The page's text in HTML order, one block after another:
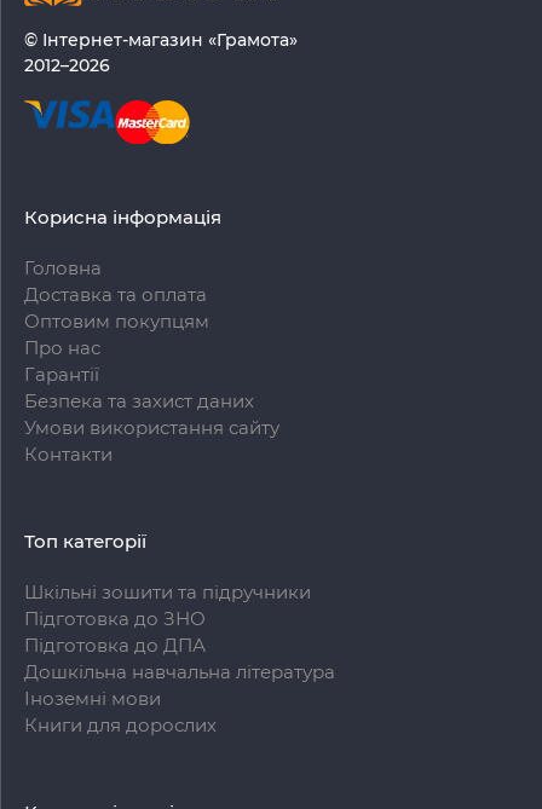
© Інтернет-магазин «Грамота»
2012–2026
Корисна інформація
Головна
Доставка та оплата
Оптовим покупцям
Про нас
Гарантії
Безпека та захист даних
Умови використання сайту
Контакти
Топ категорії
Шкільні зошити та підручники
Підготовка до ЗНО
Підготовка до ДПА
Дошкільна навчальна література
Іноземні мови
Книги для дорослих